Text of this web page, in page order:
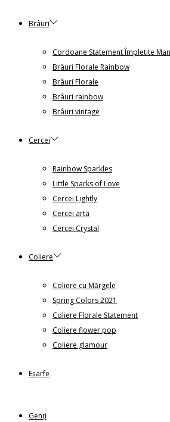
Brâuri
Cordoane Statement Împletite
Brâuri Florale Rainbow
Brâuri Florale
Brâuri rainbow
Brâuri vintage
Cercei
Rainbow Sparkles
Little Sparks of Love
Cercei Lightly
Cercei arta
Cercei Crystal
Coliere
Coliere cu Mărgele
Spring Colors 2021
Coliere Florale Statement
Coliere flower pop
Coliere glamour
Eșarfe
Genți